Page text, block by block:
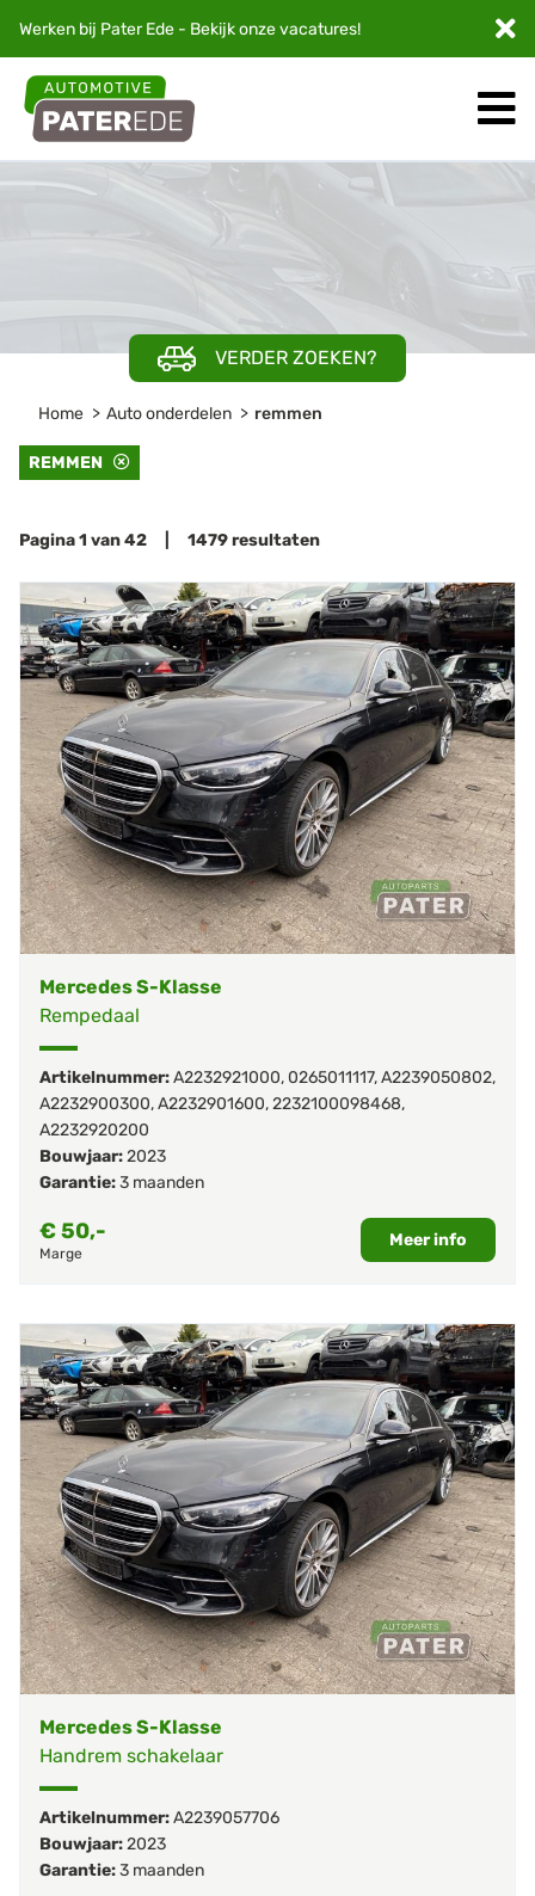
Werken bij Pater Ede - Bekijk onzevacatures!
VERDER ZOEKEN?
Home Auto onderdelen remmen
REMMEN
Pagina 1 van 42 | 1479 resultaten
Mercedes S-Klasse
Rempedaal
Artikelnummer:A2232921000,0265011117,A2239050802,
A2232900300,A2232901600,2232100098468,
A2232920200
Bouwjaar:2023
Garantie:3 maanden
€50,-
Marge
Meer info
Mercedes S-Klasse
Handrem schakelaar
Artikelnummer:A2239057706
Bouwjaar:2023
Garantie:3 maanden